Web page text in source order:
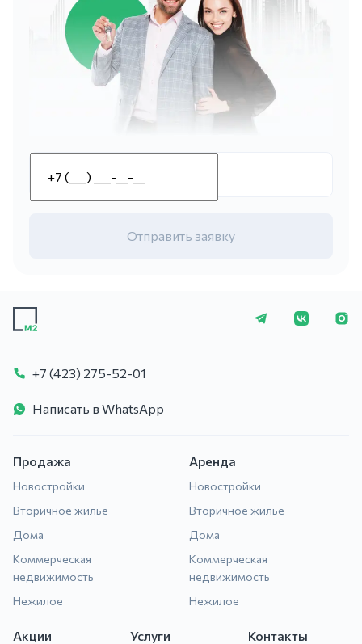
Отправить заявку
+7 (423) 275-
+7 (423) 275-52-01
Написать в WhatsApp
Продажа
Новостройки
Вторичное жильё
Дома
Коммерческая
недвижимость
Нежилое
Аренда
Новостройки
Вторичное жильё
Дома
Коммерческая
недвижимость
Нежилое
Акции Услуги Контакты